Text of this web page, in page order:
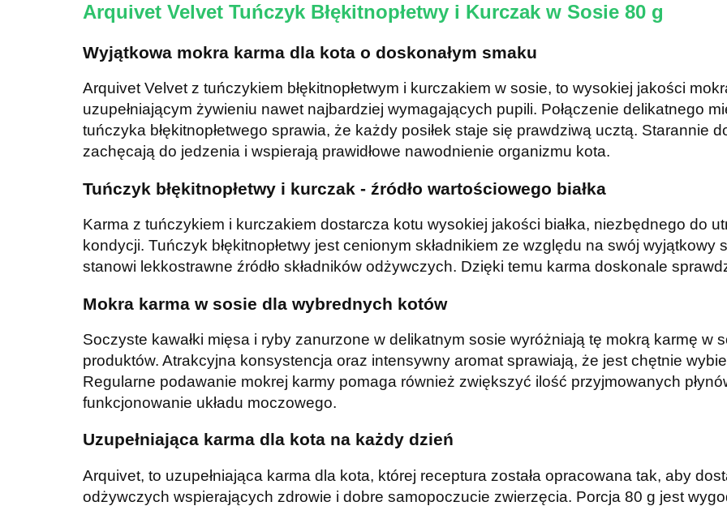
Arquivet Velvet Tuńczyk Błękitnopłetwy i Kurczak w Sosie 80 g
Wyjątkowa mokra karma dla kota o doskonałym smaku
Arquivet Velvet z tuńczykiem błękitnopłetwym i kurczakiem w sosie, to wysokiej jakości
uzupełniającym żywieniu nawet najbardziej wymagających pupili. Połączenie delikatnego
tuńczyka błękitnopłetwego sprawia, że każdy posiłek staje się prawdziwą ucztą. Starannie
zachęcają do jedzenia i wspierają prawidłowe nawodnienie organizmu kota.
Tuńczyk błękitnopłetwy i kurczak - źródło wartościowego białka
Karma z tuńczykiem i kurczakiem dostarcza kotu wysokiej jakości białka, niezbędnego do
kondycji. Tuńczyk błękitnopłetwy jest cenionym składnikiem ze względu na swój
stanowi lekkostrawne źródło składników odżywczych. Dzięki temu karma doskonale
Mokra karma w sosie dla wybrednych kotów
Soczyste kawałki mięsa i ryby zanurzone w delikatnym sosie wyróżniają tę mokrą karmę w
produktów. Atrakcyjna konsystencja oraz intensywny aromat sprawiają, że jest chętnie
Regularne podawanie mokrej karmy pomaga również zwiększyć ilość przyjmowanych
funkcjonowanie układu moczowego.
Uzupełniająca karma dla kota na każdy dzień
Arquivet, to uzupełniająca karma dla kota, której receptura została opracowana tak, aby
odżywczych wspierających zdrowie i dobre samopoczucie zwierzęcia. Porcja 80 g jest